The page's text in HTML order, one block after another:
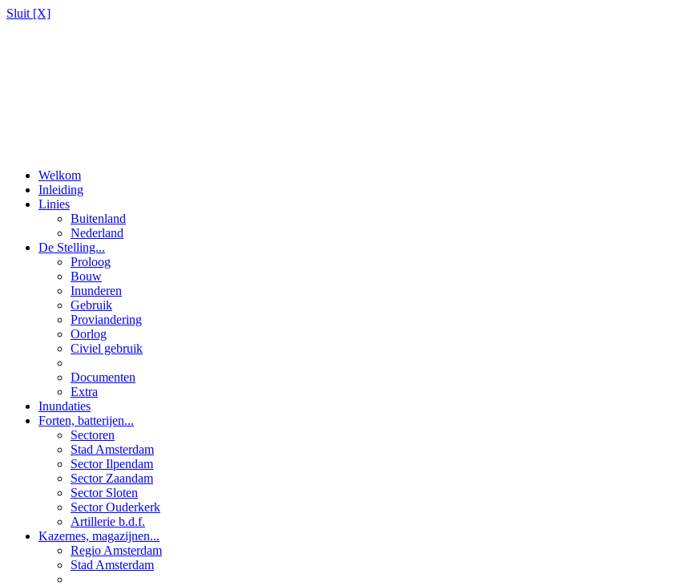
Sluit [X]
Welkom
Inleiding
Linies
Buitenland
Nederland
De Stelling...
Proloog
Bouw
Inunderen
Gebruik
Proviandering
Oorlog
Civiel gebruik
Documenten
Extra
Inundaties
Forten, batterijen...
Sectoren
Stad Amsterdam
Sector Ilpendam
Sector Zaandam
Sector Sloten
Sector Ouderkerk
Artillerie b.d.f.
Kazernes, magazijnen...
Regio Amsterdam
Stad Amsterdam